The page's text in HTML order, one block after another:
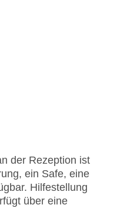
der Rezeption ist
ein Safe, eine
Hilfestellung
über eine